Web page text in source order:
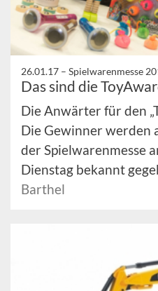
26.01.17 – Spielwarenmesse
Das sind die
Die Anwärter für den
Die Gewinner werden
der Spielwarenmesse
Dienstag bekannt
Barthel